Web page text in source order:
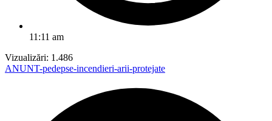
11:11 am
Vizualizări: 1.486
ANUNT-pedepse-incendieri-arii-protejate